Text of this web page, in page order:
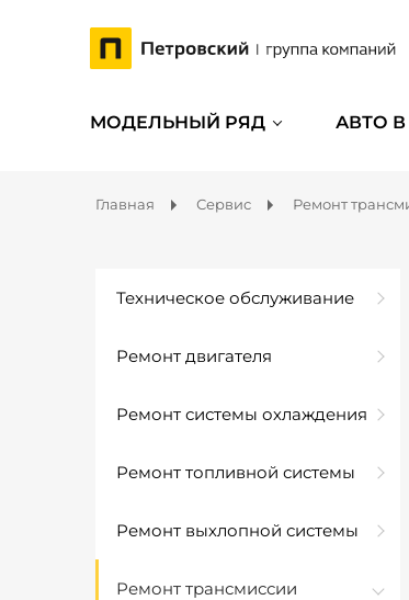
МОДЕЛЬНЫЙ РЯД АВТО
Главная Сервис Ремонт
Техническое обслуживание
Ремонт двигателя
Ремонт системы охлаждения
Ремонт топливной системы
Ремонт выхлопной системы
Ремонт трансмиссии